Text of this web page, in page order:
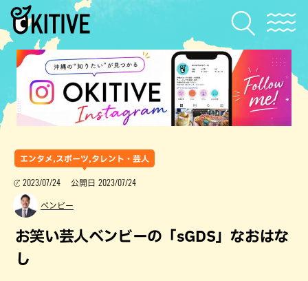
エンタメ,スポーツ,タレント・芸人
2023/07/24 公開日 2023/07/24
ベンビー
お笑い芸人ベンビーの「sGDS」なおはな
し